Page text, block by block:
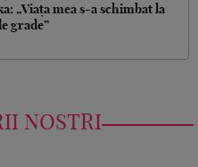
„Viața mea s-a schimbat la
grade”
NOSTRI